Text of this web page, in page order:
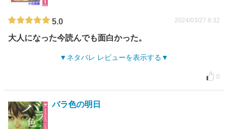
5.0 2024/03/27 8:32
大人になった今読んでも面白かった。
ネタバレ レビューを表示する
0
バラ色の明日